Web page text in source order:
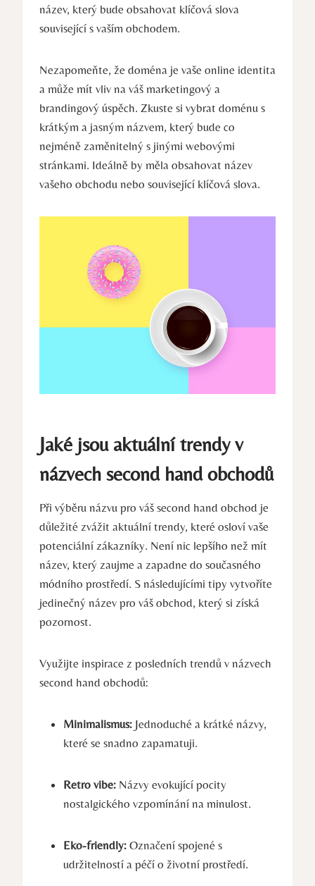
název, který bude obsahovat klíčová slova
související s vaším obchodem.
Nezapomeňte, že doména je vaše online identita
a může mít vliv na váš marketingový a
brandingový úspěch. Zkuste si vybrat doménu s
krátkým a jasným názvem, který bude co
nejméně zaměnitelný s jinými webovými
stránkami. Ideálně by měla obsahovat název
vašeho obchodu nebo související klíčová slova.
Jaké jsou aktuální trendy v
názvech second hand obchodů
Při výběru názvu pro váš second hand obchod je
důležité zvážit aktuální trendy, které osloví vaše
potenciální zákazníky. Není nic lepšího než mít
název, který zaujme a zapadne do současného
módního prostředí. S následujícími tipy vytvoříte
jedinečný název pro váš obchod, který si získá
pozornost.
Využijte inspirace z posledních trendů v názvech
second hand obchodů:
Minimalismus: Jednoduché a krátké názvy,
které se snadno zapamatuji.
Retro vibe: Názvy evokující pocity
nostalgického vzpomínání na minulost.
Eko-friendly: Označení spojené s
udržitelností a péčí o životní prostředí.